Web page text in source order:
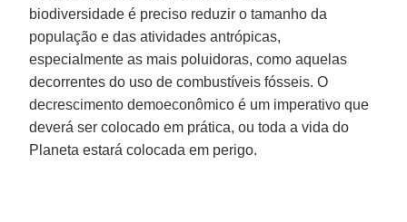
biodiversidade é preciso reduzir o tamanho da
população e das atividades antrópicas,
especialmente as mais poluidoras, como aquelas
decorrentes do uso de combustíveis fósseis. O
decrescimento demoeconômico é um imperativo que
deverá ser colocado em prática, ou toda a vida do
Planeta estará colocada em perigo.